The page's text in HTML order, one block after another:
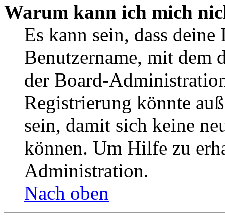
Warum kann ich mich
Es kann sein, dass
Benutzername, mit dem
der Board-
Registrierung könnte
sein, damit sich keine
können. Um Hilfe zu
Administration.
Nach oben